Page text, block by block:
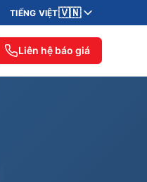
TIẾNG VIỆT🇻🇳
Liên hệ báo giá